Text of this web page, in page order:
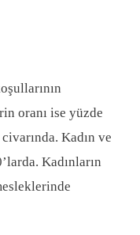
oranı ise yüzde
Kadın ve
Kadınların